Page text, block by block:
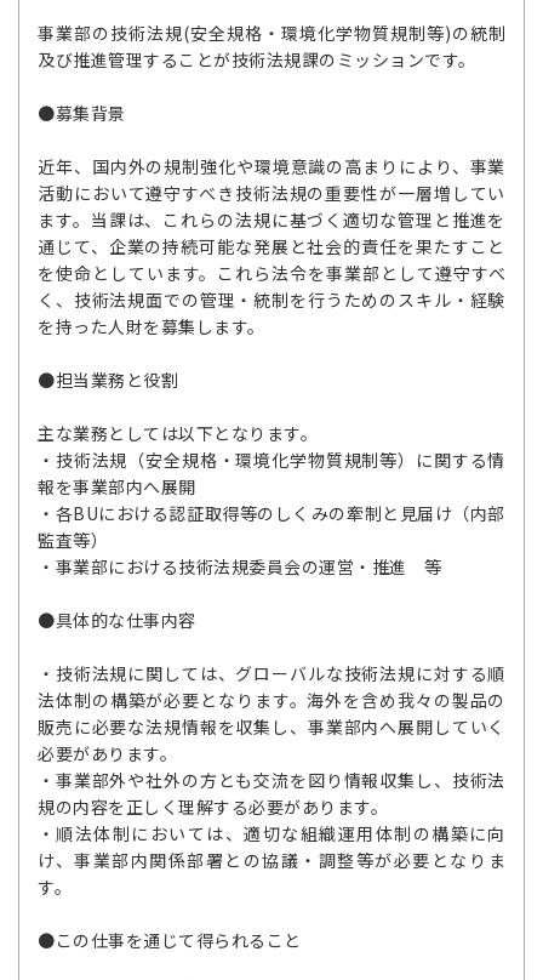
事業部の技術法規(安全規格・環境化学物質規制等)の統制
及び推進管理することが技術法規課のミッションです。
●募集背景
近年、国内外の規制強化や環境意識の高まりにより、事業
活動において遵守すべき技術法規の重要性が一層増してい
ます。当課は、これらの法規に基づく適切な管理と推進を
通じて、企業の持続可能な発展と社会的責任を果たすこと
を使命としています。これら法令を事業部として遵守すべ
く、技術法規面での管理・統制を行うためのスキル・経験
を持った人財を募集します。
●担当業務と役割
主な業務としては以下となります。
・技術法規（安全規格・環境化学物質規制等）に関する情
報を事業部内へ展開
・各BUにおける認証取得等のしくみの牽制と見届け（内部
監査等）
・事業部における技術法規委員会の運営・推進 等
●具体的な仕事内容
・技術法規に関しては、グローバルな技術法規に対する順
法体制の構築が必要となります。海外を含め我々の製品の
販売に必要な法規情報を収集し、事業部内へ展開していく
必要があります。
・事業部外や社外の方とも交流を図り情報収集し、技術法
規の内容を正しく理解する必要があります。
・順法体制においては、適切な組織運用体制の構築に向
け、事業部内関係部署との協議・調整等が必要となりま
す。
●この仕事を通じて得られること